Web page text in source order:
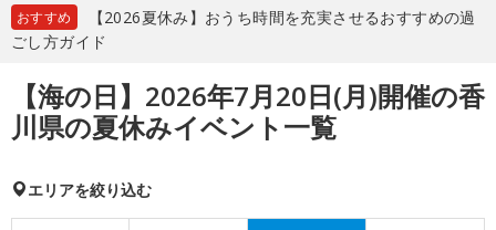
おすすめ
【2026夏休み】おうち時間を充実させるおすすめの過
ごし方ガイド
【海の日】2026年7月20日(月)開催の香
川県の夏休みイベント一覧
エリアを絞り込む